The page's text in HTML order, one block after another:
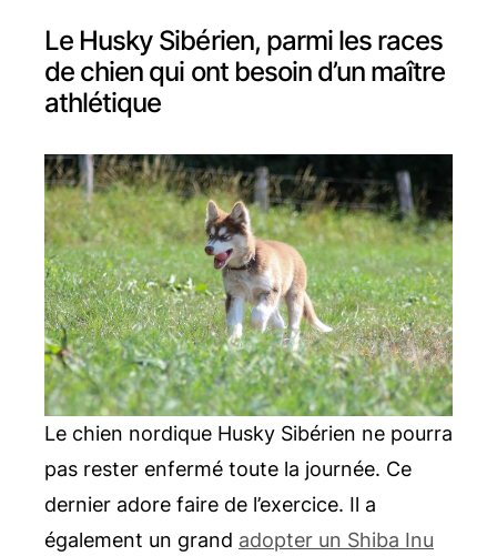
Le Husky Sibérien, parmi les races
de chien qui ont besoin d’un maître
athlétique
Le chien nordique Husky Sibérien ne pourra
pas rester enfermé toute la journée. Ce
dernier adore faire de l’exercice. Il a
également un grand adopter un Shiba Inu